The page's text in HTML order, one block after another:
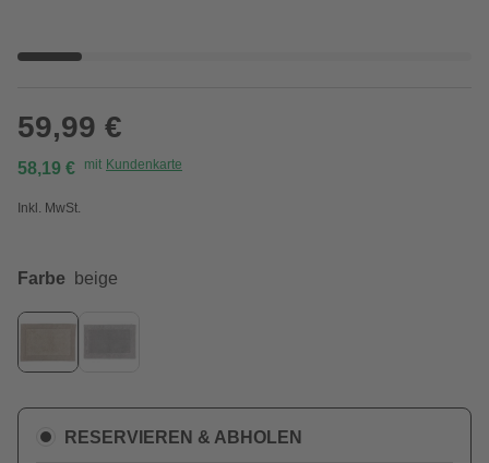
59,99 €
58,19 € mit Kundenkarte
Inkl. MwSt.
Farbe beige
RESERVIEREN & ABHOLEN